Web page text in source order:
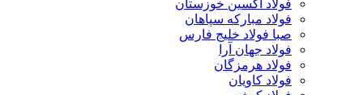
فولاد اکسین خوزستان
فولاد مبارکه سپاهان
صبا فولاد خلیج فارس
فولاد جهان آرا
فولاد هرمزگان
فولاد کاویان